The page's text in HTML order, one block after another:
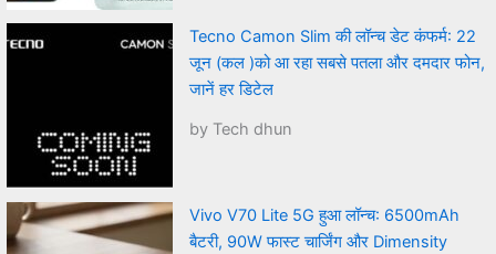
Tecno Camon Slim की लॉन्च डेट कंफर्म: 22
जून (कल )को आ रहा सबसे पतला और दमदार फोन,
जानें हर डिटेल
by Tech dhun
Vivo V70 Lite 5G हुआ लॉन्च: 6500mAh
बैटरी, 90W फास्ट चार्जिंग और Dimensity